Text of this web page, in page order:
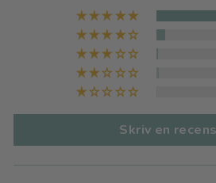
Skriv en